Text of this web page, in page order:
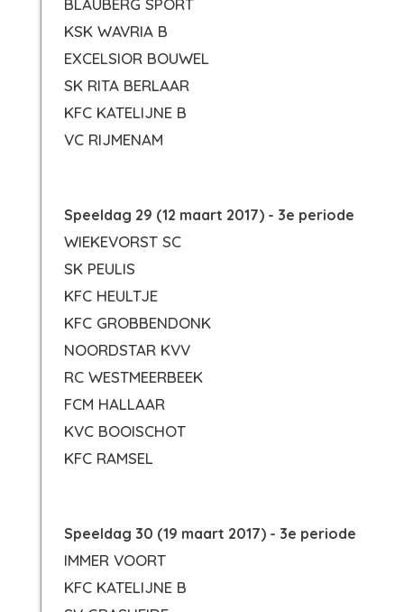
BLAUBERG SPORT
KSK WAVRIA B
EXCELSIOR BOUWEL
SK RITA BERLAAR
KFC KATELIJNE B
VC RIJMENAM
Speeldag 29 (12 maart 2017) - 3e periode
WIEKEVORST SC
SK PEULIS
KFC HEULTJE
KFC GROBBENDONK
NOORDSTAR KVV
RC WESTMEERBEEK
FCM HALLAAR
KVC BOOISCHOT
KFC RAMSEL
Speeldag 30 (19 maart 2017) - 3e periode
IMMER VOORT
KFC KATELIJNE B